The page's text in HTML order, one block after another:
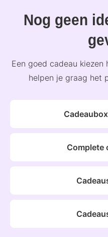
Nog geen
Een goed cadeau
helpen je graag het
Complete